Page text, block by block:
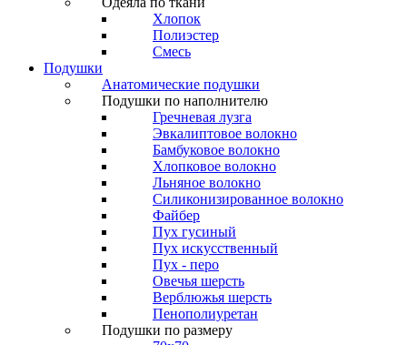
Хлопок
Полиэстер
Смесь
Подушки
Анатомические подушки
Подушки по наполнителю
Гречневая лузга
Эвкалиптовое волокно
Бамбуковое волокно
Хлопковое волокно
Льняное волокно
Силиконизированное волокно
Файбер
Пух гусиный
Пух искусственный
Пух - перо
Овечья шерсть
Верблюжья шерсть
Пенополиуретан
Подушки по размеру